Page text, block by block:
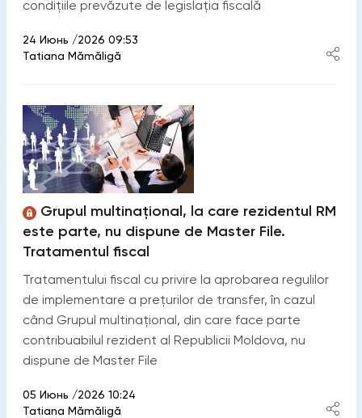
condițiile prevăzute de legislația fiscală
24 Июнь /2026 09:53
Tatiana Mămăligă
Grupul multinațional, la care rezidentul RM
este parte, nu dispune de Master File.
Tratamentul fiscal
Tratamentului fiscal cu privire la aprobarea regulilor
de implementare a prețurilor de transfer, în cazul
când Grupul multinațional, din care face parte
contribuabilul rezident al Republicii Moldova, nu
dispune de Master File
05 Июнь /2026 10:24
Tatiana Mămăligă